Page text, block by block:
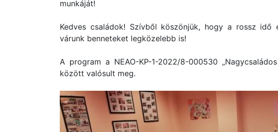
munkáját!
Kedves családok! Szívből köszönjük, hogy a rossz idő
várunk benneteket legközelebb is!
A program a NEAO-KP-1-2022/8-000530
között valósult meg.